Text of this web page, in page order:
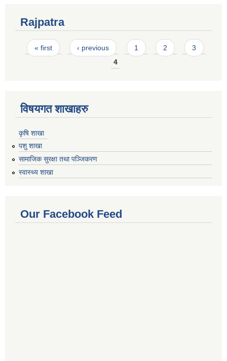
Rajpatra
Pages
« first ‹ previous 1 2
3
4
विषयगत शाखाहरु
कृषि शाखा
पशु शाखा
सामाजिक सुरक्षा तथा पञ्जिकरण
स्वास्थ्य शाखा
Our Facebook Feed